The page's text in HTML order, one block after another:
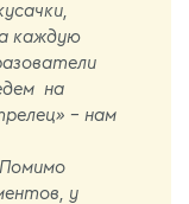
каждую
на
- нам
у